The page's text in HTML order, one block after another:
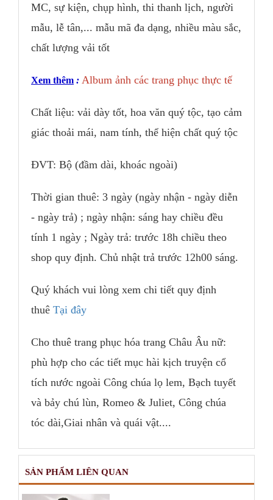
MC, sự kiện, chụp hình, thi thanh lịch, người
mẫu, lễ tân,... mẫu mã đa dạng, nhiều màu sắc,
chất lượng vải tốt
Xem thêm : Album ảnh các trang phục thực tế
Chất liệu: vải dày tốt, hoa văn quý tộc, tạo cảm
giác thoải mái, nam tính, thể hiện chất quý tộc
ĐVT: Bộ (đầm dài, khoác ngoài)
Thời gian thuê: 3 ngày (ngày nhận - ngày diễn
- ngày trả) ; ngày nhận: sáng hay chiều đều
tính 1 ngày ; Ngày trả: trước 18h chiều theo
shop quy định. Chủ nhật trả trước 12h00 sáng.
Quý khách vui lòng xem chi tiết quy định
thuê Tại đây
Cho thuê trang phục hóa trang Châu Âu nữ:
phù hợp cho các tiết mục hài kịch truyện cổ
tích nước ngoài Công chúa lọ lem, Bạch tuyết
và bảy chú lùn, Romeo & Juliet, Công chúa
tóc dài,Giai nhân và quái vật....
SẢN PHẨM LIÊN QUAN